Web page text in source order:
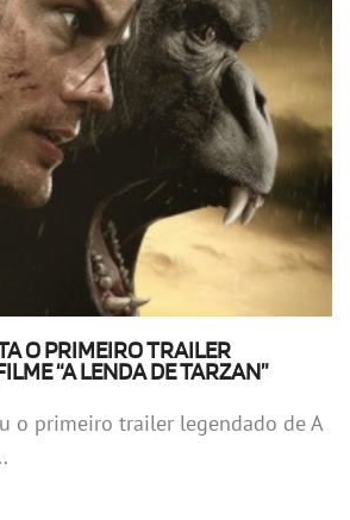
O PRIMEIRO TRAILER
“A LENDA DE TARZAN”
o primeiro trailer legendado de A